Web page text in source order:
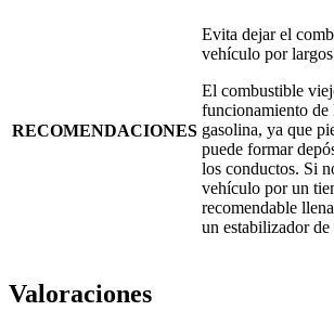
RECOMENDACIONES
Evita dejar el
vehículo por
El combustible
funcionamiento de
gasolina, ya que
puede formar
los conductos. Si
vehículo por un
recomendable
un estabilizador
Valoraciones